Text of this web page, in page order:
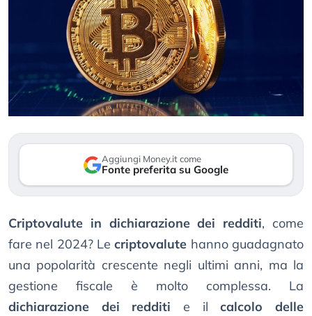
Aggiungi Money.it come
Fonte preferita su Google
Criptovalute in dichiarazione dei redditi, come
fare nel 2024? Lecriptovalute hanno guadagnato
una popolarità crescente negli ultimi anni, ma la
gestione fiscale è molto complessa. La
dichiarazione dei redditi e ilcalcolo delle